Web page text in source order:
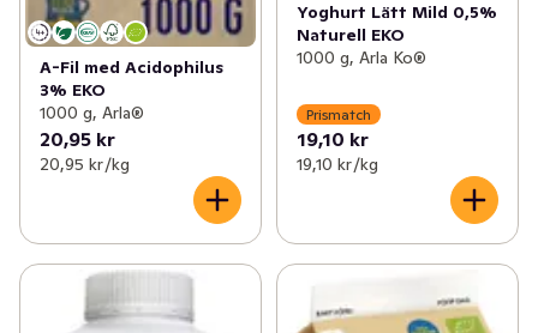
A-Fil med Acidophilus
3% EKO
1000 g, Arla®
20,95 kr
20,95 kr /kg
Yoghurt Lätt Mild 0,5%
Naturell EKO
1000 g, Arla Ko®
Prismatch
19,10 kr
19,10 kr /kg